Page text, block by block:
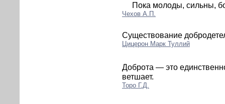
Пока молоды, сильны,
Чехов А.П.
Существование
Цицерон Марк Туллий
Доброта — это
ветшает.
Торо Г.Д.